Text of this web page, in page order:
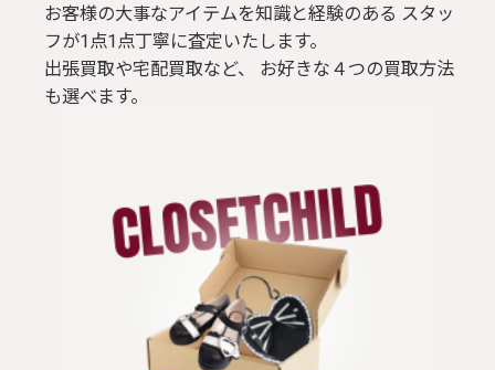
お客様の大事なアイテムを知識と経験のある スタッ
フが1点1点丁寧に査定いたします。
出張買取や宅配買取など、 お好きな４つの買取方法
も選べます。